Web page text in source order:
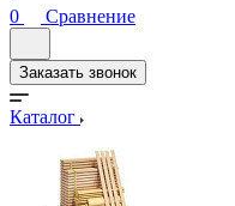
0 Сравнение
Заказать звонок
Каталог